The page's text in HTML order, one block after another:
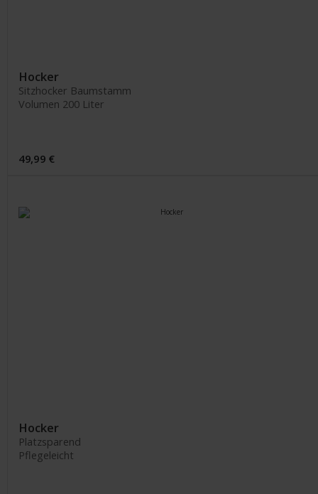
Hocker
Sitzhocker Baumstamm
Volumen 200 Liter
49,99 €
Hocker
Platzsparend
Pflegeleicht